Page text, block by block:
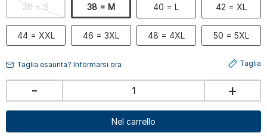
36 = S 38 = M 40 = L 42 = XL
44 = XXL 46 = 3XL 48 = 4XL 50 = 5XL
Taglia esaurita? Informarsi ora Taglia
- +
Nel carrello